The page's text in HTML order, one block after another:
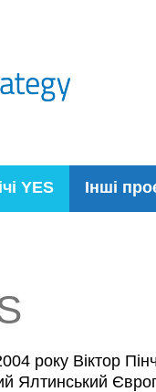
YES Інші
року Віктор
Ялтинський